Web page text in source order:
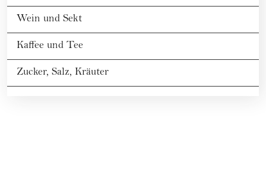
Wein und Sekt
Kaffee und Tee
Zucker, Salz, Kräuter